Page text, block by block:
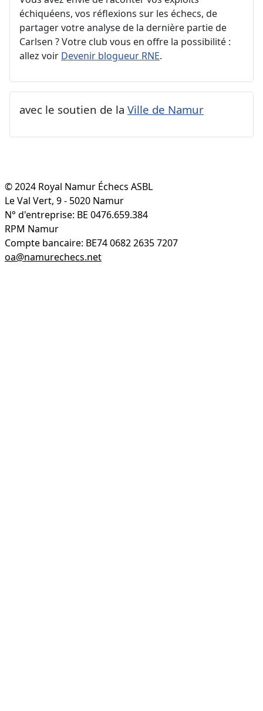
échiquéens, vos réflexions sur les échecs, de
partager votre analyse de la dernière partie de
Carlsen ? Votre club vous en offre la possibilité :
allez voir Devenir blogueur RNE.
avec le soutien de la Ville de Namur
© 2024 Royal Namur Échecs ASBL
Le Val Vert, 9 - 5020 Namur
N° d'entreprise: BE 0476.659.384
RPM Namur
Compte bancaire: BE74 0682 2635 7207
oa@namurechecs.net